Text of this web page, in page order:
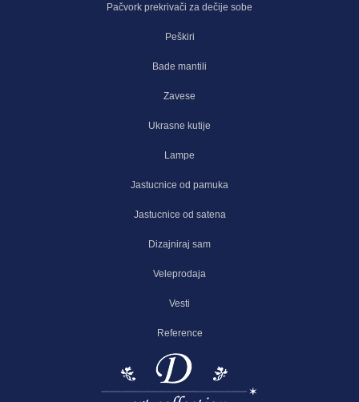
Pačvork prekrivači za dečije sobe
Peškiri
Bade mantili
Zavese
Ukrasne kutije
Lampe
Jastucnice od pamuka
Jastucnice od satena
Dizajniraj sam
Veleprodaja
Vesti
Reference